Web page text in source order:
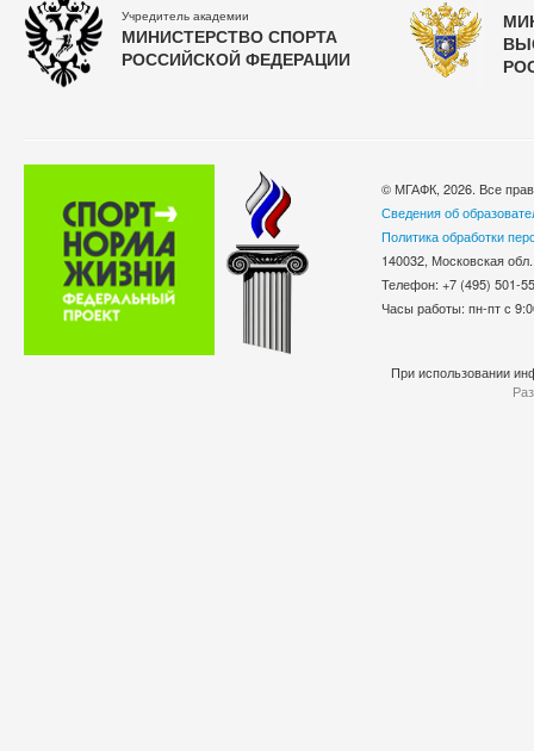
Учредитель академии
МИНИСТЕРСТВО СПОРТА
РОССИЙСКОЙ ФЕДЕРАЦИИ
© МГАФК, 2026. Все
Сведения об
Политика обработки
140032, Московская
Телефон: +7 (495)
Часы работы: пн-пт с
При использовании